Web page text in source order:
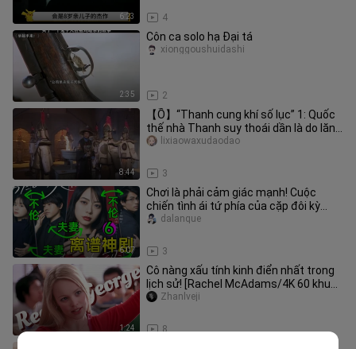
6:23 4
2:35
Côn ca solo hạ Đại tá
2
xionggoushuidashi
8:44
【Ồ】“Thanh cung khí số lục” 1: Quốc
thế nhà Thanh suy thoái dần là do lăng
mộ gặp vấn đề; chỉ cần tìm
3
lixiaowaxudaodao
6:07
Chơi là phải cảm giác mạnh! Cuộc
chiến tình ái tứ phía của cặp đôi kỳ
quặc! Phim Nhật lố bịch “Chồng
3
dalanque
1:24
Cô nàng xấu tính kinh điển nhất trong
lịch sử! [Rachel McAdams/4K 60 khung
hình/giây]
8
Zhanlveji